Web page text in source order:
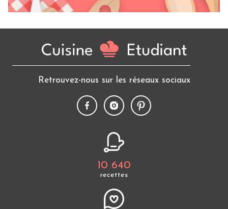
Retrouvez-nous sur les réseaux sociaux
10 640
recettes